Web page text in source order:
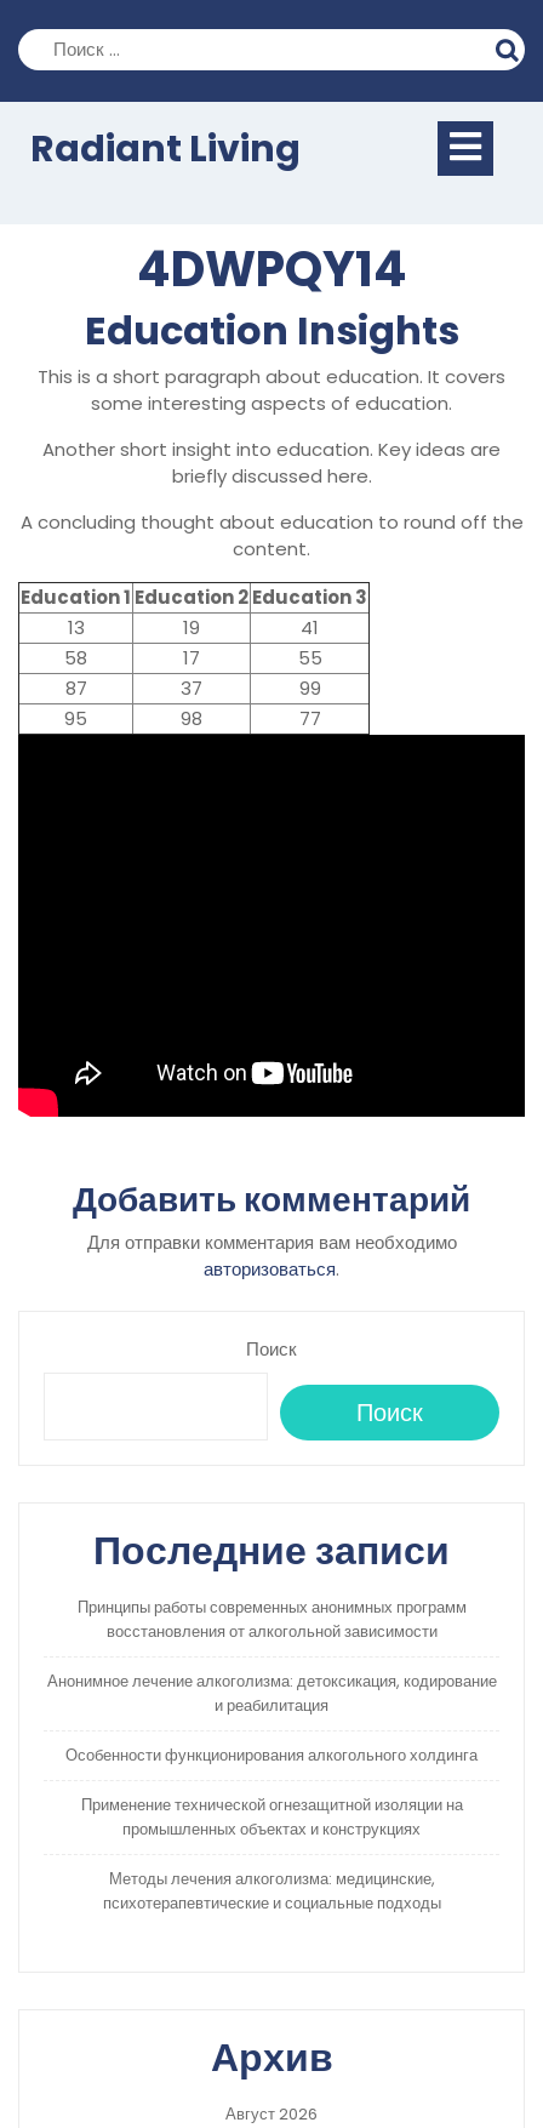
содержимому
Radiant Living
4DWPQY14
Education Insights
This is a short paragraph about education. It covers
some interesting aspects of education.
Another short insight into education. Key ideas are
briefly discussed here.
A concluding thought about education to round off the
content.
Education 1 Education 2Education 3
13
19
41
58
17
55
87
37
99
95
98 77
Добавить комментарий
Для отправки комментария вам необходимо
авторизоваться.
Поиск
Поиск
Последние записи
Принципы работы современных анонимных программ
восстановления от алкогольной зависимости
Анонимное лечение алкоголизма: детоксикация, кодирование
и реабилитация
Особенности функционирования алкогольного холдинга
Применение технической огнезащитной изоляции на
промышленных объектах и конструкциях
Методы лечения алкоголизма: медицинские,
психотерапевтические и социальные подходы
Архив
Август 2026